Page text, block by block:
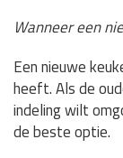
Wanneer een
Een nieuwe
heeft. Als de
indeling wilt
de beste optie.